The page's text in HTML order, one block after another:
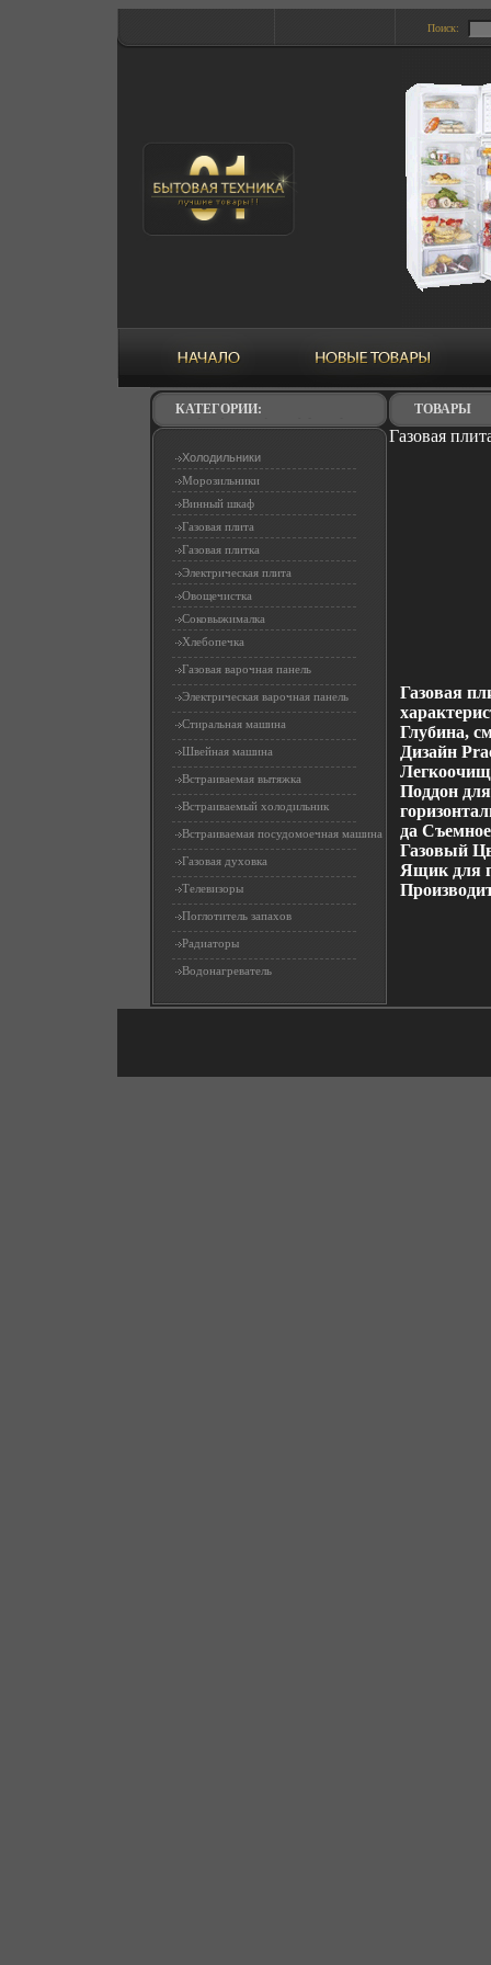
Поиск:
КАТЕГОРИИ:
Холодильники
Морозильники
Винный шкаф
Газовая плита
Газовая плитка
Электрическая плита
Овощечистка
Соковыжималка
Хлебопечка
Газовая варочная панель
Электрическая варочная панель
Стиральная машина
Швейная машина
Встраиваемая вытяжка
Встраиваемый холодильник
Встраиваемая посудомоечная машина
Газовая духовка
Телевизоры
Поглотитель запахов
Радиаторы
Водонагреватель
ТОВАРЫ
Газовая
Газовая
Глубина,
Дизайн
Поддон
да
Газовый
Ящик для